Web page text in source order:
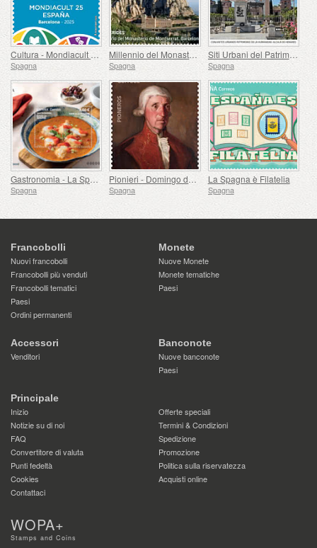
Cultura - Mondiacult 25 Spagna, Barcellona
Spagna
Millennio del Monastero di Montserrat, Barcellona
Spagna
Siti Urbani del Patrimonio Mondiale - Alcalá de Henares
Spagna
Gastronomia - La Spagna in 19 Piatti, Melilla, Coda di Rospo alla Rusadir
Spagna
Pionieri - Domingo de Bonechea
Spagna
La Spagna è Filatelia
Spagna
Francobolli
Nuovi francobolli
Francobolli più venduti
Francobolli tematici
Paesi
Ordini permanenti
Monete
Nuove Monete
Monete tematiche
Paesi
Accessori
Venditori
Banconote
Nuove banconote
Paesi
Principale
Inizio
Offerte speciali
Notizie su di noi
Termini & Condizioni
FAQ
Spedizione
Convertitore di valuta
Promozione
Punti fedeltà
Politica sulla riservatezza
Cookies
Acquisti online
Contattaci
WOPA+
Stamps and Coins